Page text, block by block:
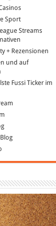
Sport
Streams
+ Rezensionen
und auf
Fussi Ticker im